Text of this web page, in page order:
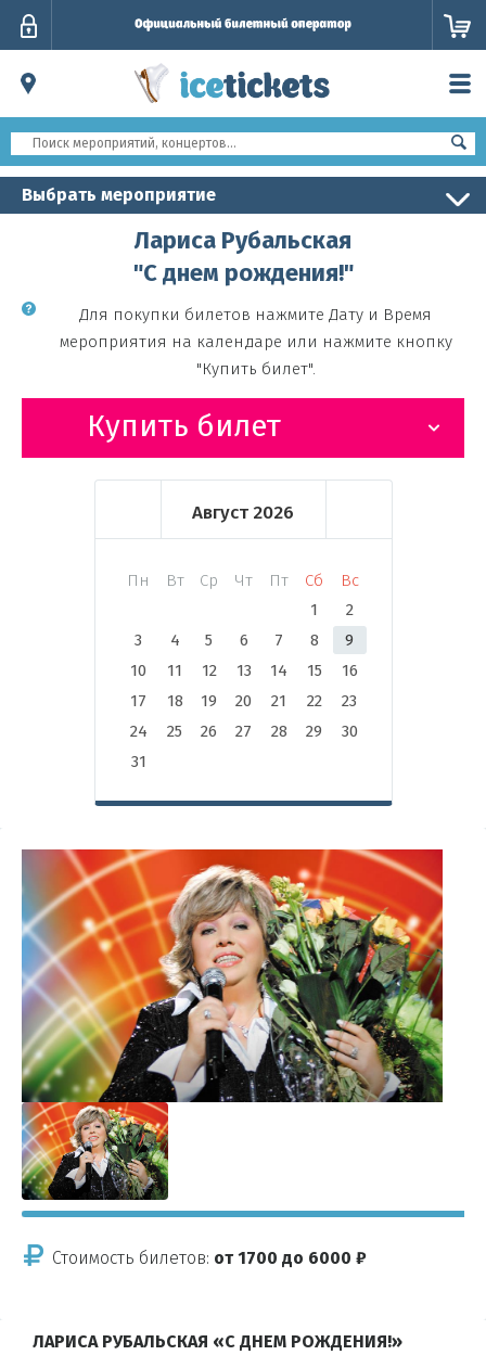
Выбрать мероприятие
Лариса Рубальская
"С днем рождения!"
Для покупки билетов нажмите Дату и Время
мероприятия на календаре или нажмите кнопку
"Купить билет".
Купить билет
Август 2026
Пн Вт Ср Чт Пт Сб
Вс
1
2
3
4 5 6 7 8
9
10
11 12 13 14 15
16
17
18 19 20 21 22
23
24
25 26 27 28 29
30
31
Стоимость билетов: от 1700 до 6000 ₽
ЛАРИСА РУБАЛЬСКАЯ «С ДНЕМ РОЖДЕНИЯ!»